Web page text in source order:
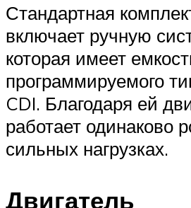
Стандартная
включает ручную
которая имеет
программируемого
CDI. Благодаря ей
работает одинаково
сильных нагрузках.
Двигатель